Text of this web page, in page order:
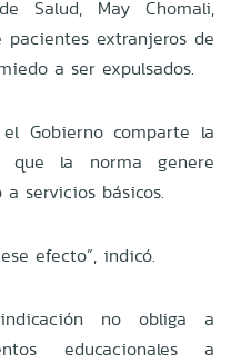
Salud, May Chomali,
extranjeros de
a ser expulsados.
Gobierno comparte la
que la norma genere
servicios básicos.
efecto”, indicó.
no obliga a
educacionales a